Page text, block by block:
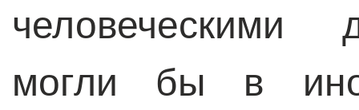
человеческими
могли бы в